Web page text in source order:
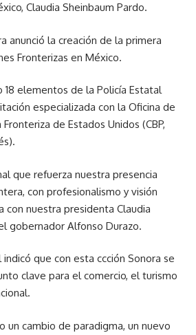
Claudia Sheinbaum Pardo.
anunció la creación de la primera
Fronterizas en México.
18 elementos de la Policía Estatal
especializada con la Oficina de
de Estados Unidos (CBP,
que refuerza nuestra presencia
con profesionalismo y visión
con nuestra presidenta Claudia
gobernador Alfonso Durazo.
que con esta ccción Sonora se
clave para el comercio, el turismo
un cambio de paradigma, un nuevo